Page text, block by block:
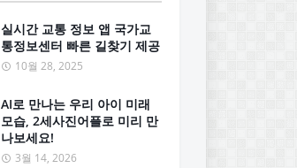
실시간 교통 정보 앱 국가교
통정보센터 빠른 길찾기 제공
10월 28, 2025
AI로 만나는 우리 아이 미래
모습, 2세사진어플로 미리 만
나보세요!
3월 14, 2026